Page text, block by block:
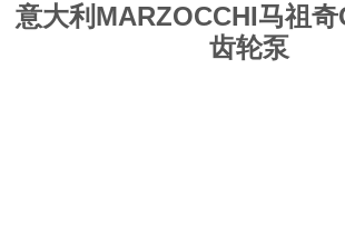
意大利MARZOCCHI马祖
齿轮泵